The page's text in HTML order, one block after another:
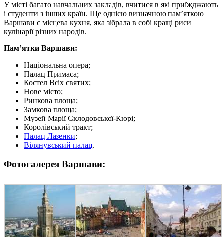
У місті багато навчальних закладів, вчитися в які приїжджають
і студенти з інших країн. Ще однією визначною пам’яткою
Варшави є місцева кухня, яка зібрала в собі кращі риси
кулінарії різних народів.
Пам’ятки Варшави:
Національна опера;
Палац Примаса;
Костел Всіх святих;
Нове місто;
Ринкова площа;
Замкова площа;
Музей Марії Склодовської-Кюрі;
Королівський тракт;
Палац Лазенки;
Вілянувський палац.
Фотогалерея Варшави: